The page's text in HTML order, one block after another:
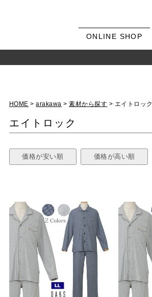
ONLINE SHOP
HOME arakawa 素材から探す エイトロック
エイトロック
価格が安い順 価格が高い順